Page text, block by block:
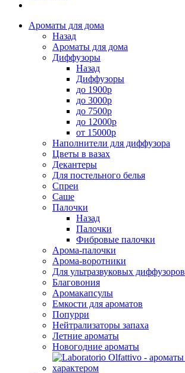
Ароматы для дома
Назад
Ароматы для дома
Диффузоры
Назад
Диффузоры
до 1900р
до 3000р
до 7500р
до 12000р
от 15000р
Наполнители для диффузора
Цветы в вазах
Декантеры
Для постельного белья
Спреи
Саше
Палочки
Назад
Палочки
Фибровые палочки
Арома-палочки
Арома-воротники
Для ультразвуковых диффузоров
Благовония
Аромакапсулы
Емкости для ароматов
Попурри
Нейтрализаторы запаха
Летние ароматы
Новогодние ароматы